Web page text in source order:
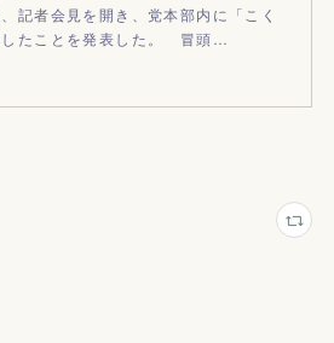
記者会見を開き、党本部内に「こく
したことを発表した。 冒頭…